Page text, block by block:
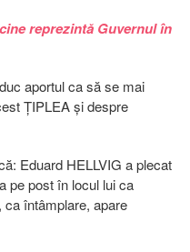
reprezintă Guvernul în
aportul ca să se mai
ȚIPLEA și despre
Eduard HELLVIG a plecat
pe post în locul lui ca
întâmplare, apare